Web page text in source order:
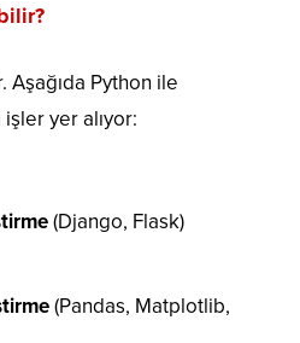
Python ile
işler yer alıyor:
(Django, Flask)
(Pandas, Matplotlib,